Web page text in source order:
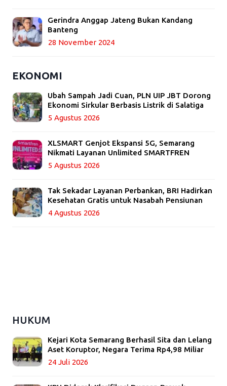
Gerindra Anggap Jateng Bukan Kandang
Banteng
28 November 2024
EKONOMI
Ubah Sampah Jadi Cuan, PLN UIP JBT Dorong
Ekonomi Sirkular Berbasis Listrik di Salatiga
5 Agustus 2026
XLSMART Genjot Ekspansi 5G, Semarang
Nikmati Layanan Unlimited SMARTFREN
5 Agustus 2026
Tak Sekadar Layanan Perbankan, BRI Hadirkan
Kesehatan Gratis untuk Nasabah Pensiunan
4 Agustus 2026
HUKUM
Kejari Kota Semarang Berhasil Sita dan Lelang
Aset Koruptor, Negara Terima Rp4,98 Miliar
24 Juli 2026